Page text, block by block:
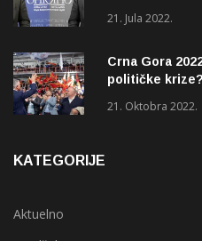
21. Jula 2022.
Crna Gora
političke krize?
21. Oktobra 2022.
KATEGORIJE
Aktuelno